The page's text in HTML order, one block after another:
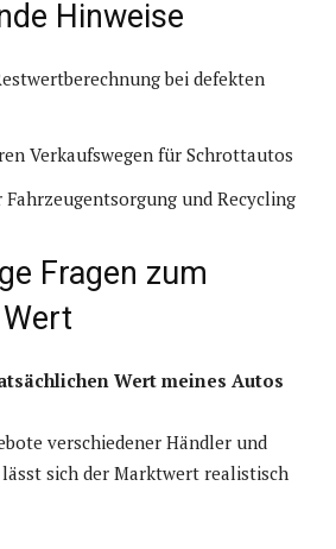
Hinweise
bei defekten
Verkaufswegen für Schrottautos
und Recycling
Fragen zum
Wert meines Autos
verschiedener Händler und
sich der Marktwert realistisch